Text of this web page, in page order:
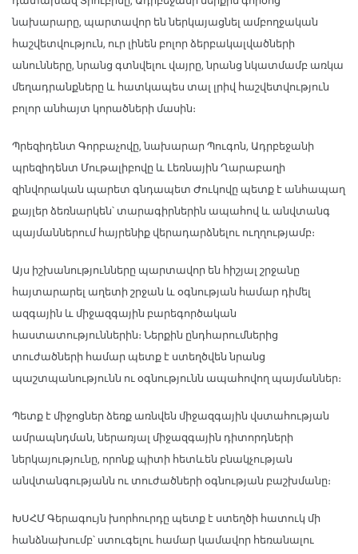
նախարարը, պարտավոր են ներկայացնել ամբողջական
հաշվետվություն, ուր լինեն բոլոր ձերբակալվածների
անունները, նրանց գտնվելու վայրը, նրանց նկատմամբ առկա
մեղադրանքները և հատկապես տալ լրիվ հաշվետվություն
բոլոր անհայտ կորածների մասին։
Պրեզիդենտ Գորբաչովը, նախարար Պուգոն, Ադրբեջանի
պրեզիդենտ Մութալիբովը և Լեռնային Ղարաբաղի
զինվորական պարետ գնդապետ Ժուկովը պետք է անհապաղ
քայլեր ձեռնարկեն՝ տարագիրներին ապահով և անվտանգ
պայմաններում հայրենիք վերադարձնելու ուղղությամբ։
Այս իշխանությունները պարտավոր են հիշյալ շրջանը
հայտարարել աղետի շրջան և օգնության համար դիմել
ազգային և միջազգային բարեգործական
հաստատություններին։ Ներքին ընդհարումներից
տուժածների համար պետք է ստեղծվեն նրանց
պաշտպանությունն ու օգնությունն ապահովող պայմաններ։
Պետք է միջոցներ ձեռք առնվեն միջազգային վստահության
ամրապնդման, ներառյալ միջազգային դիտորդների
ներկայությունը, որոնք պիտի հետևեն բնակչության
անվտանգությանն ու տուժածների օգնության բաշխմանը։
ԽՍՀՄ Գերագույն խորհուրդը պետք է ստեղծի հատուկ մի
հանձնախումբ՝ ստուգելու համար կամավոր հեռանալու